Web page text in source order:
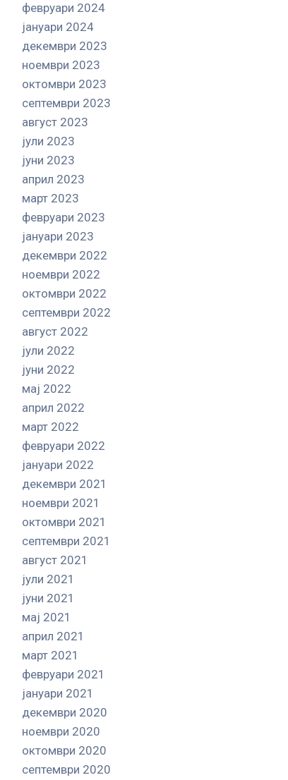
февруари 2024
јануари 2024
декември 2023
ноември 2023
октомври 2023
септември 2023
август 2023
јули 2023
јуни 2023
април 2023
март 2023
февруари 2023
јануари 2023
декември 2022
ноември 2022
октомври 2022
септември 2022
август 2022
јули 2022
јуни 2022
мај 2022
април 2022
март 2022
февруари 2022
јануари 2022
декември 2021
ноември 2021
октомври 2021
септември 2021
август 2021
јули 2021
јуни 2021
мај 2021
април 2021
март 2021
февруари 2021
јануари 2021
декември 2020
ноември 2020
октомври 2020
септември 2020